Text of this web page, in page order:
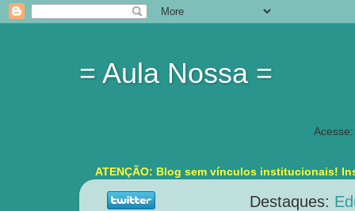
= Aula Nossa =
Acesse:
ATENÇÃO: Blog sem vínculos institucionais!
Destaques: